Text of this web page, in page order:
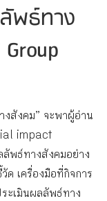
พธ์ทาง
งสังคม” จะพาผู้อ่าน
impact
พธ์ทางสังคมอย่าง
ด เครื่องมือที่กิจการ
ระเมินผลลัพธ์ทาง